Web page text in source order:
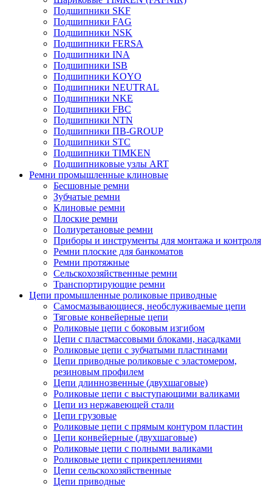
Подшипники SKF
Подшипники FAG
Подшипники NSK
Подшипники FERSA
Подшипники INA
Подшипники ISB
Подшипники KOYO
Подшипники NEUTRAL
Подшипники NKE
Подшипники FBC
Подшипники NTN
Подшипники ПВ-GROUP
Подшипники STC
Подшипники TIMKEN
Подшипниковые узлы ART
Ремни промышленные клиновые
Бесшовные ремни
Зубчатые ремни
Клиновые ремни
Плоские ремни
Полиуретановые ремни
Приборы и инструменты для монтажа и контроля
Ремни плоские для банкоматов
Ремни протяжные
Сельскохозяйственные ремни
Транспортирующие ремни
Цепи промышленные роликовые приводные
Самосмазывающиеся, необслуживаемые цепи
Тяговые конвейерные цепи
Роликовые цепи с боковым изгибом
Цепи с пластмассовыми блоками, насадками
Роликовые цепи с зубчатыми пластинами
Цепи приводные роликовые с эластомером,
резиновым профилем
Цепи длиннозвенные (двухшаговые)
Роликовые цепи с выступающими валиками
Цепи из нержавеющей стали
Цепи грузовые
Роликовые цепи с прямым контуром пластин
Цепи конвейерные (двухшаговые)
Роликовые цепи с полными валиками
Роликовые цепи с прикреплениями
Цепи сельскохозяйственные
Цепи приводные